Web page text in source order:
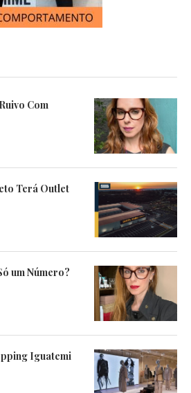
Com
Terá Outlet
um Número?
Iguatemi